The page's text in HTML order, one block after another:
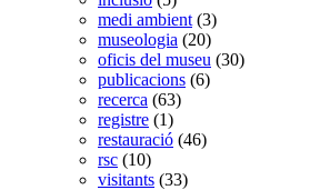
medi ambient (3)
museologia (20)
oficis del museu (30)
publicacions (6)
recerca (63)
registre (1)
restauració (46)
rsc (10)
visitants (33)